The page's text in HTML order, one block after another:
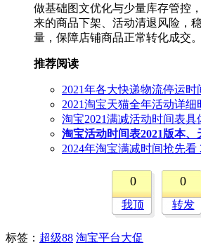
做基础图文优化与少量库存管控
来的商品下架、活动清退风险，
量，保障店铺商品正常转化成交。
推荐阅读
2021年各大快递物流停运时
2021淘宝天猫全年活动详
淘宝2021满减活动时间表具
淘宝活动时间表2021版本、
2024年淘宝满减时间抢先看
0
我顶
0
转发
标签 ： 超级88 淘宝平台大促